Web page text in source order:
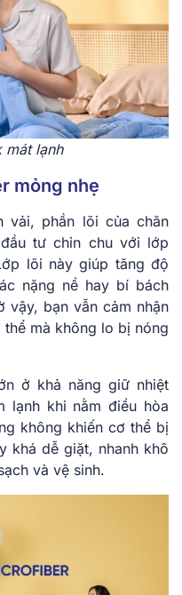
mát lạnh
mỏng nhẹ
vải, phần lõi của chăn
tư chỉn chu với lớp
lõi này giúp tăng độ
nặng nề hay bí bách
vậy, bạn vẫn cảm nhận
mà không lo bị nóng
ở khả năng giữ nhiệt
lạnh khi nằm điều hòa
không khiến cơ thể bị
khá dễ giặt, nhanh khô
và vệ sinh.